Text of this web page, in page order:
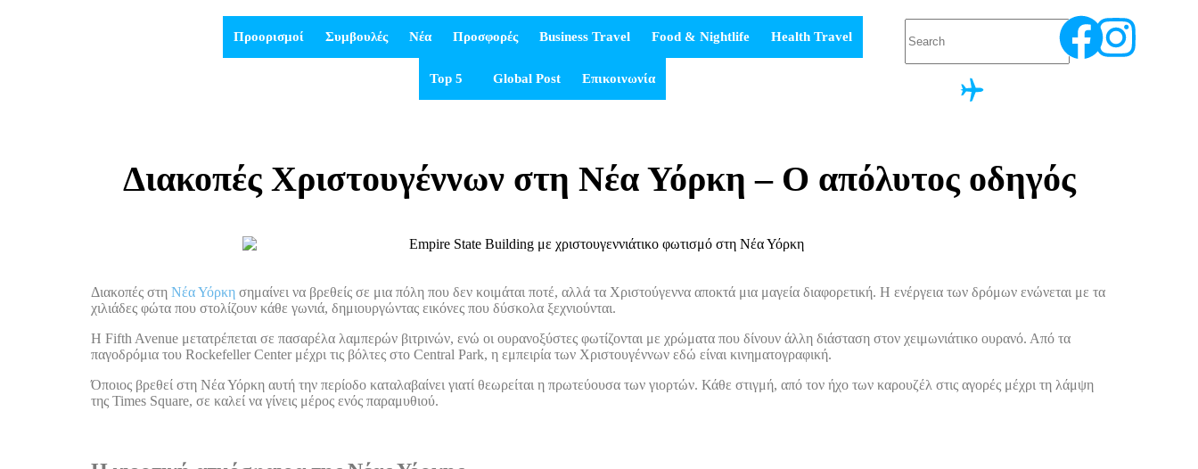
Προορισμοί Συμβουλές Νέα Προσφορές Business Travel Food & Nightlife Health Travel
Top 5 Global Post Επικοινωνία
Διακοπές Χριστουγέννων στη Νέα Υόρκη – Ο απόλυτος οδηγός
Διακοπές στη Νέα Υόρκη σημαίνει να βρεθείς σε μια πόλη που δεν κοιμάται ποτέ, αλλά τα Χριστούγεννα αποκτά μια μαγεία διαφορετική. Η ενέργεια των δρόμων ενώνεται με τα
χιλιάδες φώτα που στολίζουν κάθε γωνιά, δημιουργώντας εικόνες που δύσκολα ξεχνιούνται.
Η Fifth Avenue μετατρέπεται σε πασαρέλα λαμπερών βιτρινών, ενώ οι ουρανοξύστες φωτίζονται με χρώματα που δίνουν άλλη διάσταση στον χειμωνιάτικο ουρανό. Από τα
παγοδρόμια του Rockefeller Center μέχρι τις βόλτες στο Central Park, η εμπειρία των Χριστουγέννων εδώ είναι κινηματογραφική.
Όποιος βρεθεί στη Νέα Υόρκη αυτή την περίοδο καταλαβαίνει γιατί θεωρείται η πρωτεύουσα των γιορτών. Κάθε στιγμή, από τον ήχο των καρουζέλ στις αγορές μέχρι τη λάμψη
της Times Square, σε καλεί να γίνεις μέρος ενός παραμυθιού.